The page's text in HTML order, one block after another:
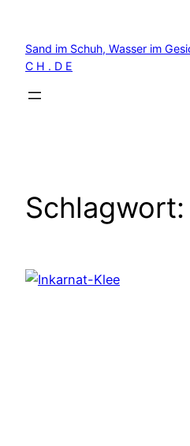
springen
Sand im Schuh, Wasser im
C H . D E
Schlagwort: